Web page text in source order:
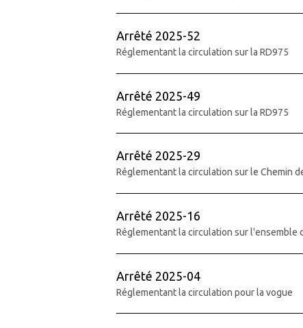
Arrêté 2025-52
Réglementant la circulation sur la RD975
Arrêté 2025-49
Réglementant la circulation sur la RD975
Arrêté 2025-29
Réglementant la circulation sur le Chemin
Arrêté 2025-16
Réglementant la circulation sur l'ensemble
Arrêté 2025-04
Réglementant la circulation pour la vogue